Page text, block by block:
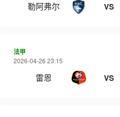
勒阿弗尔 VS
法甲
2026-04-26 23:15
雷恩 VS